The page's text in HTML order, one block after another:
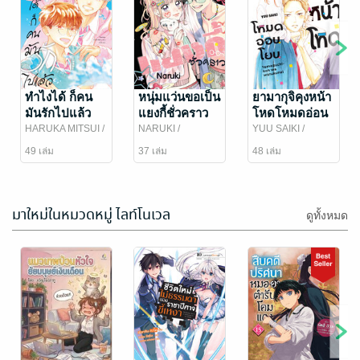
ทำไงได้ ก็คน
มันรักไปแล้ว
ตอน 48
HARUKA MITSUI /
Publishing
49 เล่ม
หนุ่มแว่นขอเป็น
แยงกี้ชั่วคราว
ตอน 37
NARUKI /
Publishing
37 เล่ม
ยามากุจิคุงหน้า
โหดโหมดอ่อน
โยน ตอน 48
YUU SAIKI /
Publishing
48 เล่ม
มาใหม่ในหมวดหมู่ ไลท์โนเวล ดูทั้งหมด